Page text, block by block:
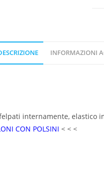
INFORMAZIONI
internamente, elastico
CON POLSINI < < <